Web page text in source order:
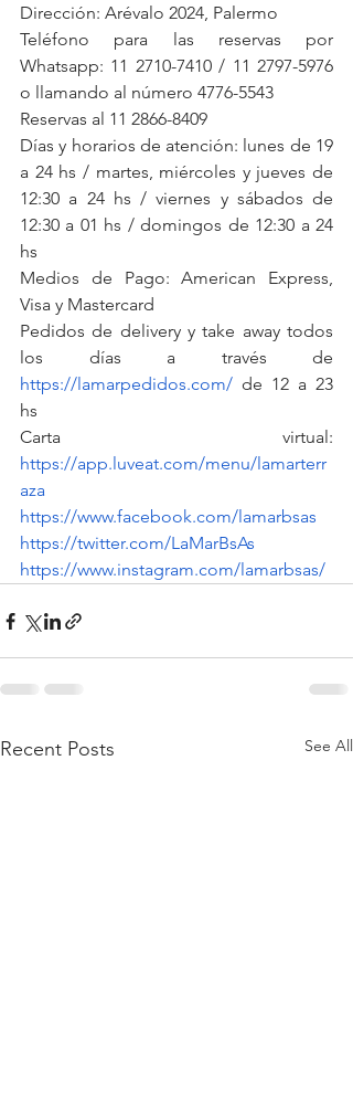
Dirección: Arévalo 2024, Palermo
Teléfono para las reservas por
Whatsapp: 11 2710-7410 / 11 2797-5976
o llamando al número 4776-5543
Reservas al 11 2866-8409
Días y horarios de atención: lunes de 19
a 24 hs / martes, miércoles y jueves de
12:30 a 24 hs / viernes y sábados de
12:30 a 01 hs / domingos de 12:30 a 24
hs
Medios de Pago: American Express,
Visa y Mastercard
Pedidos de delivery y take away todos
https://lamarpedidos.com/ de 12 a 23
hs
https://app.luveat.com/menu/lamarterr
aza
https://www.facebook.com/lamarbsas
https://twitter.com/LaMarBsAs
https://www.instagram.com/lamarbsas/
Recent Posts See All